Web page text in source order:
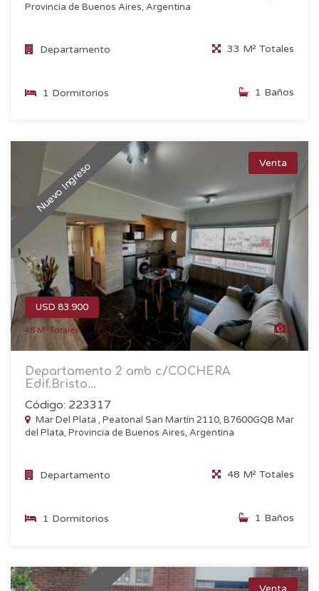
Provincia de Buenos Aires, Argentina
Departamento 33 M² Totales
1 Dormitorios 1 Baños
Nuevo Ingreso Venta
USD 83.900
48 M² Totales 8
Departamento 2 amb c/COCHERA
Edif.Bristo...
Código: 223317
Mar Del Plata , Peatonal San Martín 2110, B7600GQB Mar
del Plata, Provincia de Buenos Aires, Argentina
Departamento 48 M² Totales
1 Dormitorios 1 Baños
Venta